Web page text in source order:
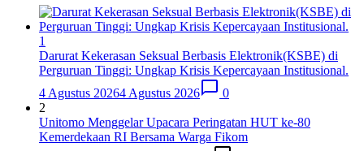
1
Darurat Kekerasan Seksual Berbasis Elektronik(KSBE) di
Perguruan Tinggi: Ungkap Krisis Kepercayaan Institusional.
4 Agustus 20264 Agustus 2026
0
2
Unitomo Menggelar Upacara Peringatan HUT ke-80
Kemerdekaan RI Bersama Warga Fikom